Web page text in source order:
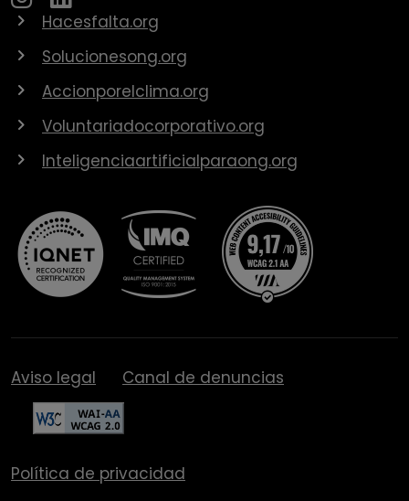
Hacesfalta.org
Solucionesong.org
Accionporelclima.org
Voluntariadocorporativo.org
Inteligenciaartificialparaong.org
Aviso legal Canal de denuncias
Política de privacidad